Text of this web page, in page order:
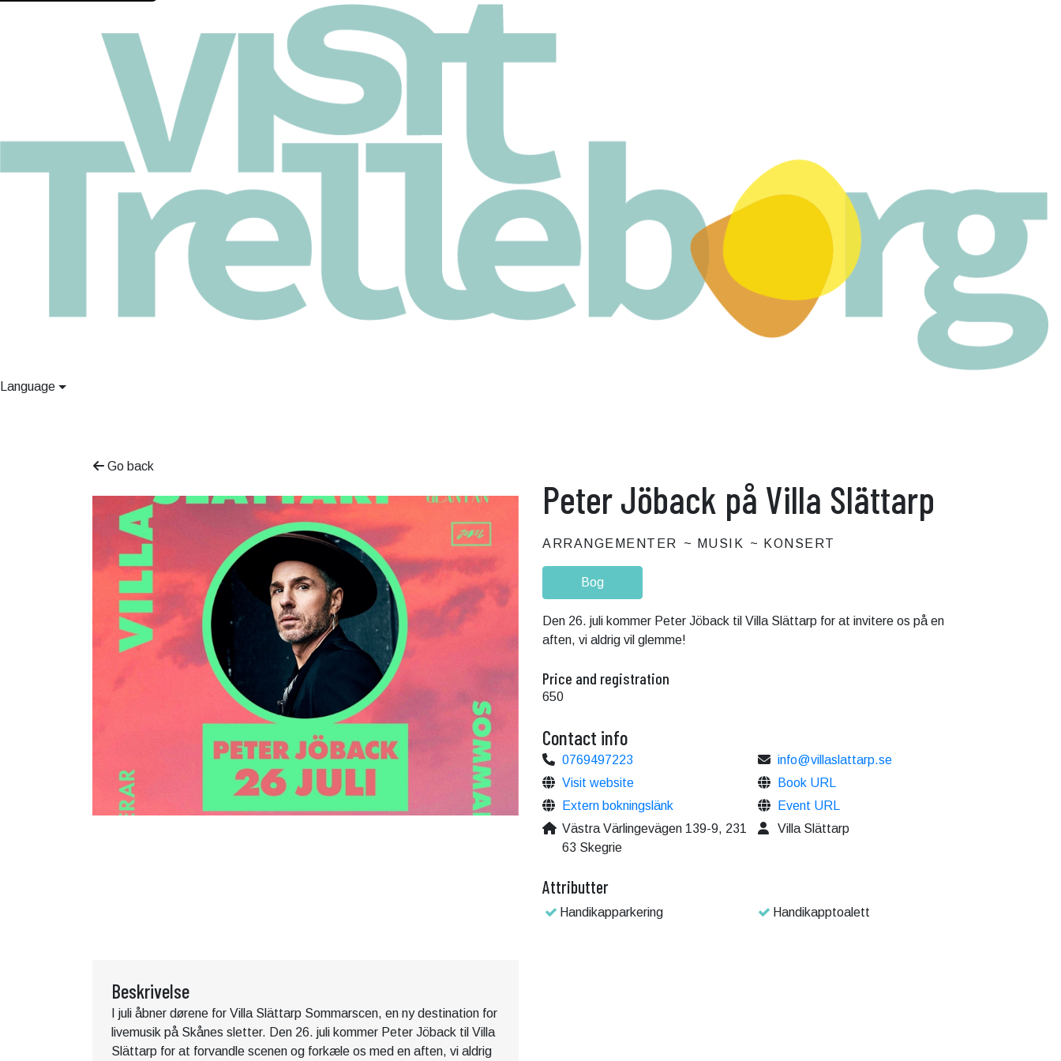
Language
Go back
Peter Jöback på Villa Slättarp
ARRANGEMENTER MUSIK KONSERT
Bog
Den 26. juli kommer Peter Jöback til Villa Slättarp for at invitere os på en
aften, vi aldrig vil glemme!
Price and registration
650
Contact info
0769497223
info@villaslattarp.se
Visit website
Book URL
Extern bokningslänk
Event URL
Västra Värlingevägen 139-9, 231
63 Skegrie
Villa Slättarp
Attributter
Handikapparkering Handikapptoalett
Beskrivelse
I juli åbner dørene for Villa Slättarp Sommarscen, en ny destination for
livemusik på Skånes sletter. Den 26. juli kommer Peter Jöback til Villa
Slättarp for at forvandle scenen og forkæle os med en aften, vi aldrig